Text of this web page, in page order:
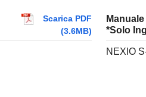
Scarica PDF
(3.6MB)
*Solo
NEXIO